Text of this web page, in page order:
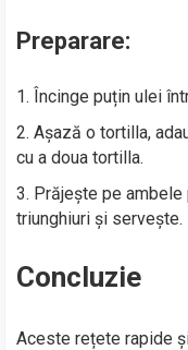
Preparare:
Încinge puțin ulei
Așază o tortilla,
cu a doua tortilla.
Prăjește pe ambele
triunghiuri și servește.
Concluzie
Aceste rețete rapide